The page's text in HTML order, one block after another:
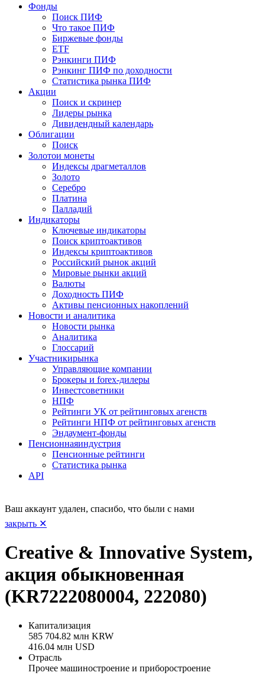
Фонды
Поиск ПИФ
Что такое ПИФ
Биржевые фонды
ETF
Рэнкинги ПИФ
Рэнкинг ПИФ по доходности
Статистика рынка ПИФ
Акции
Поиск и скринер
Лидеры рынка
Дивидендный календарь
Облигации
Поиск
Золотои монеты
Индексы драгметаллов
Золото
Серебро
Платина
Палладий
Индикаторы
Ключевые индикаторы
Поиск криптоактивов
Индексы криптоактивов
Российский рынок акций
Мировые рынки акций
Валюты
Доходность ПИФ
Активы пенсионных накоплений
Новости и аналитика
Новости рынка
Аналитика
Глоссарий
Участникирынка
Управляющие компании
Брокеры и forex-дилеры
Инвестсоветники
НПФ
Рейтинги УК от рейтинговых агенств
Рейтинги НПФ от рейтинговых агенств
Эндаумент-фонды
Пенсионнаяиндустрия
Пенсионные рейтинги
Статистика рынка
API
Ваш аккаунт удален, спасибо, что были с нами
закрыть ✕
Creative & Innovative System,
акция обыкновенная
(KR7222080004, 222080)
Капитализация
585 704.82 млн KRW
416.04 млн USD
Отрасль
Прочее машиностроение и приборостроение